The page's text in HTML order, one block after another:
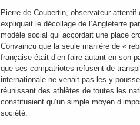
Pierre de Coubertin, observateur attentif
expliquait le décollage de l’Angleterre
modèle social qui accordait une place
Convaincu que la seule manière de «
française était d’en faire autant en son
que ses compatriotes refusent de
internationale ne venait pas les y
réunissant des athlètes de toutes les
constituaient qu’un simple moyen
société.